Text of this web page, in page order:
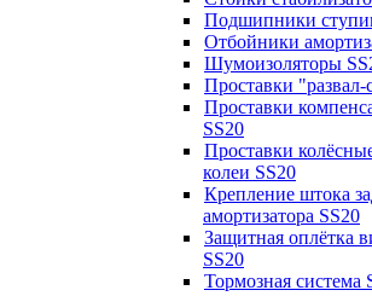
Подшипники
Отбойники
Шумоизоляторы
Проставки
Проставки
SS20
Проставки
колеи SS20
Крепление штока
амортизатора SS20
Защитная оплётка
SS20
Тормозная система